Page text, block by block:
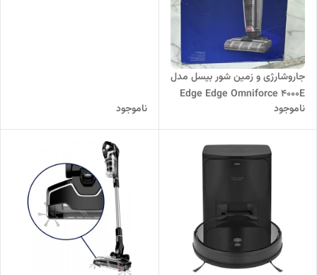
جاروشارژی و زمین شور بیسل مدل
Edge Edge Omniforce 4000E
ناموجود
ناموجود